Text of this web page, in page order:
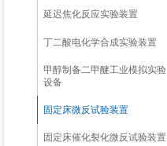
延迟焦化反应实验装置
丁二酸电化学合成实验装置
甲醇制备二甲醚工业模拟实验
设备
固定床微反试验装置
固定床催化裂化微反试验装置